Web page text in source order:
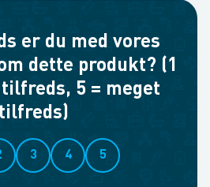
er du med vores
dette produkt? (1
5 = meget
tilfreds)
3 4 5